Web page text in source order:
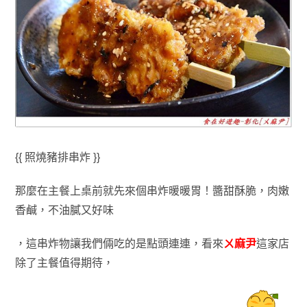
{{ 照燒豬排串炸 }}
那麼在主餐上桌前就先來個串炸暖暖胃 ！醬甜酥脆，肉嫩
香鹹， 不油膩又好味
， 這串炸物讓我們倆吃的是點頭連連 ，看來ㄨ麻尹這家店
除了主餐值得期待，